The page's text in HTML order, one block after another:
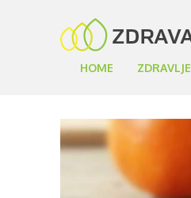
HOME ZDRAVLJE